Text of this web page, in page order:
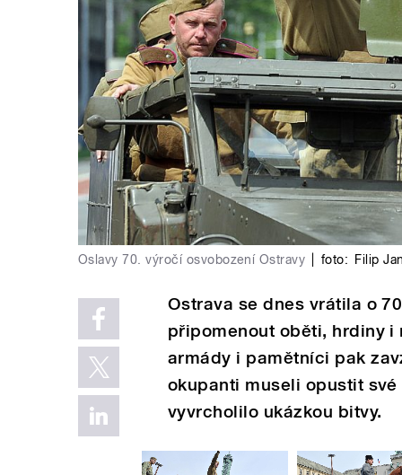
Oslavy 70. výročí osvobození Ostravy foto: Filip
Ostrava se dnes vrátila o
připomenout oběti, hrdiny i
armády i pamětníci pak
okupanti museli opustit
vyvrcholilo ukázkou bitvy.